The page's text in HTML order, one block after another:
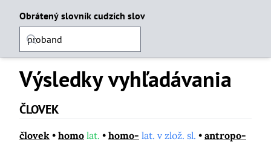
Obrátený slovník cudzích slov
Výsledky vyhľadávania
ČLOVEK
človek homo lat. homo- lat. v zlož. sl.
antropo-